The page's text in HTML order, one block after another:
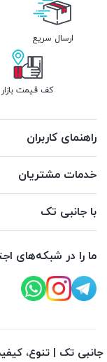
ارسال سریع
کف قیمت بازار
راهنمای کاربران
خدمات مشتریان
با جانبی تک
ما را در شبکه‌های
جانبی تک | تنوع،